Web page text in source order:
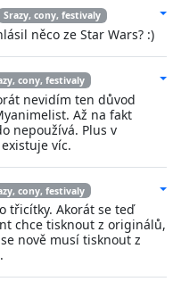
Srazy, cony, festivaly
něco ze Star Wars? :)
cony, festivaly
nevidím ten důvod
Až na fakt
nepoužívá. Plus v
víc.
cony, festivaly
třicítky. Akorát se teď
chce tisknout z originálů,
nově musí tisknout z